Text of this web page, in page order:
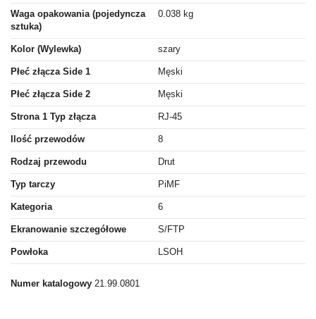
Waga opakowania (pojedyncza
sztuka)
0.038 kg
Kolor (Wylewka) szary
Płeć złącza Side 1 Męski
Płeć złącza Side 2 Męski
Strona 1 Typ złącza RJ-45
Ilość przewodów 8
Rodzaj przewodu Drut
Typ tarczy PiMF
Kategoria 6
Ekranowanie szczegółowe S/FTP
Powłoka LSOH
Numer katalogowy 21.99.0801